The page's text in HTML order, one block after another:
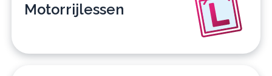
Motorrijlessen